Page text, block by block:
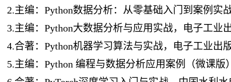
2.主编：Python数据分析：从零基础入门到案例实
3.主编：Python大数据分析与应用实战，电子工业
4.合著：Python机器学习算法与实战，电子工业出
5.主编：Python 编程与数据分析应用案例（微课版